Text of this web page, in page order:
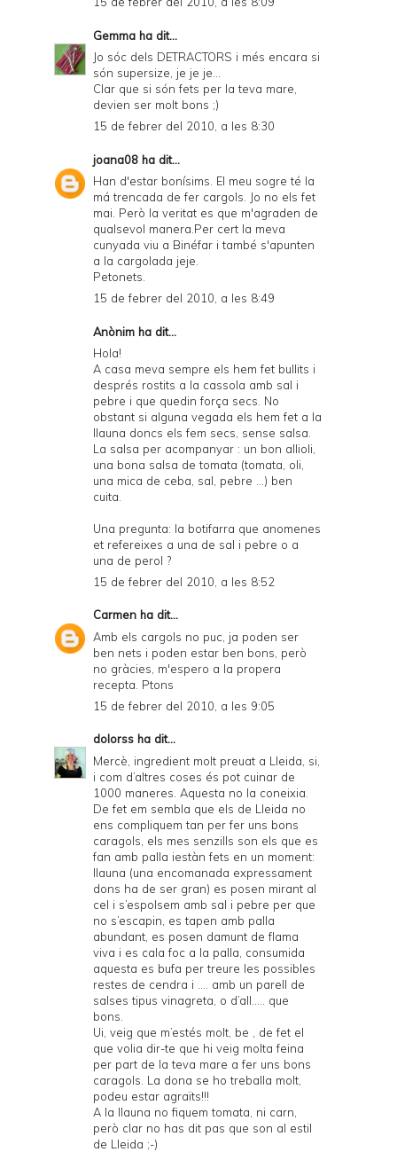
Gemma ha dit...
Jo sóc dels DETRACTORS i més encara si
són supersize, je je je...
Clar que si són fets per la teva mare,
devien ser molt bons ;)
15 de febrer del 2010, a les 8:30
joana08 ha dit...
Han d'estar bonísims. El meu sogre té la
má trencada de fer cargols. Jo no els fet
mai. Però la veritat es que m'agraden de
qualsevol manera.Per cert la meva
cunyada viu a Binéfar i també s'apunten
a la cargolada jeje.
Petonets.
15 de febrer del 2010, a les 8:49
Anònim ha dit...
Hola!
A casa meva sempre els hem fet bullits i
després rostits a la cassola amb sal i
pebre i que quedin força secs. No
obstant si alguna vegada els hem fet a la
llauna doncs els fem secs, sense salsa.
La salsa per acompanyar : un bon allioli,
una bona salsa de tomata (tomata, oli,
una mica de ceba, sal, pebre ...) ben
cuita.
Una pregunta: la botifarra que anomenes
et refereixes a una de sal i pebre o a
una de perol ?
15 de febrer del 2010, a les 8:52
Carmen ha dit...
Amb els cargols no puc, ja poden ser
ben nets i poden estar ben bons, però
no gràcies, m'espero a la propera
recepta. Ptons
15 de febrer del 2010, a les 9:05
dolorss ha dit...
Mercè, ingredient molt preuat a Lleida, si,
i com d’altres coses és pot cuinar de
1000 maneres. Aquesta no la coneixia.
De fet em sembla que els de Lleida no
ens compliquem tan per fer uns bons
caragols, els mes senzills son els que es
fan amb palla iestàn fets en un moment:
llauna (una encomanada expressament
dons ha de ser gran) es posen mirant al
cel i s’espolsem amb sal i pebre per que
no s’escapin, es tapen amb palla
abundant, es posen damunt de flama
viva i es cala foc a la palla, consumida
aquesta es bufa per treure les possibles
restes de cendra i .... amb un parell de
salses tipus vinagreta, o d’all..... que
bons.
Ui, veig que m’estés molt, be , de fet el
que volia dir-te que hi veig molta feina
per part de la teva mare a fer uns bons
caragols. La dona se ho treballa molt,
podeu estar agraïts!!!
A la llauna no fiquem tomata, ni carn,
però clar no has dit pas que son al estil
de Lleida ;-)